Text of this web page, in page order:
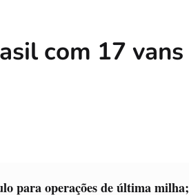
com 17 vans
para operações de última milha;